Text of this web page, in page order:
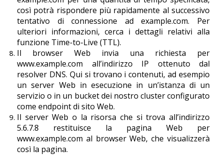
così potrà rispondere più rapidamente al successivo
tentativo di connessione ad example.com. Per
ulteriori informazioni, cerca i dettagli relativi alla
funzione Time-to-Live (TTL).
Il browser Web invia una richiesta per
www.example.com all’indirizzo IP ottenuto dal
resolver DNS. Qui si trovano i contenuti, ad esempio
un server Web in esecuzione in un’istanza di un
servizio o in un bucket dei nostro cluster configurato
come endpoint di sito Web.
Il server Web o la risorsa che si trova all’indirizzo
5.6.7.8 restituisce la pagina Web per
www.example.com al browser Web, che visualizzerà
così la pagina.